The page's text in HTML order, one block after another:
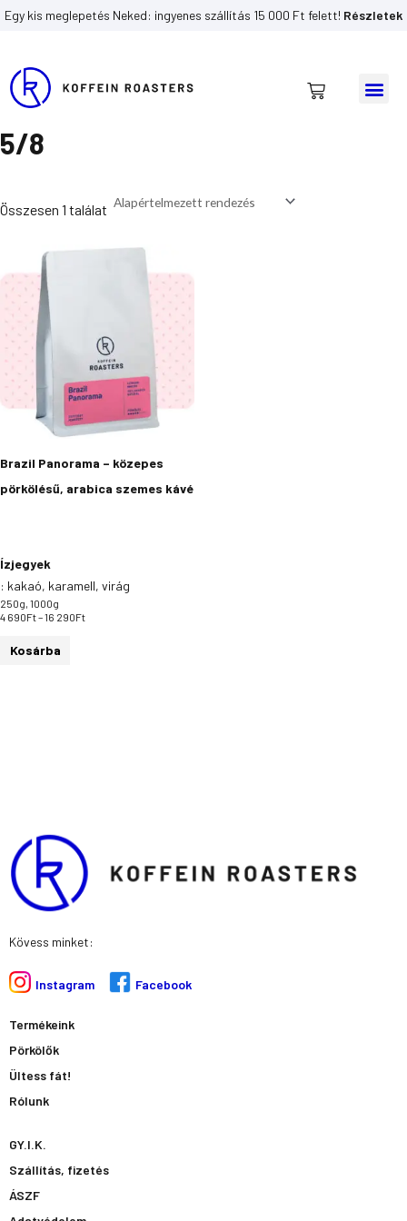
Skip
Egy kis meglepetés Neked: ingyenes szállítás 15 000 Ft felett! Részletek
Kosár
Kezdőlap
5/8
Összesen 1 találat
Brazil Panorama – közepes
pörkölésű, arabica szemes kávé
Ízjegyek
: kakaó, karamell, virág
250g, 1000g
4 690Ft–16 290Ft
Ártartomány:
Kosárba
Ennek
variációja
van.
A
változatok
a
választhatók
ki
Kövess minket:
Instagram Facebook
Termékeink
Pörkölők
Ültess fát!
Rólunk
GY.I.K.
Szállítás, fizetés
ÁSZF